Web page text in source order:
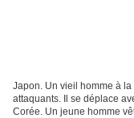
Japon. Un vieil homme à
attaquants. Il se déplace
Corée. Un jeune homme